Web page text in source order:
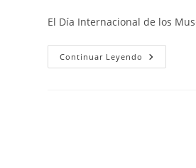
El Día Internacional de los
Continuar Leyendo